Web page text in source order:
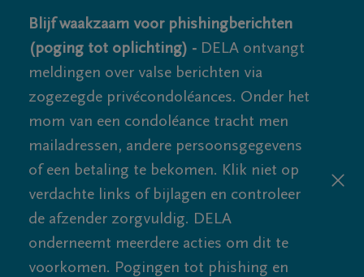
Blijf waakzaam voor phishingberichten
(poging tot oplichting) - DELA ontvangt
meldingen over valse berichten via
zogezegde privécondoléances. Onder het
mom van een condoléance tracht men
mailadressen, andere persoonsgegevens
of een betaling te bekomen. Klik niet op
verdachte links of bijlagen en controleer
de afzender zorgvuldig. DELA
onderneemt meerdere acties om dit te
voorkomen. Pogingen tot phishing en